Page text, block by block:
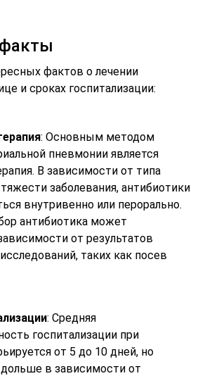
фактов о лечении
и сроках госпитализации:
: Основным методом
пневмонии является
В зависимости от типа
заболевания, антибиотики
внутривенно или перорально.
антибиотика может
от результатов
таких как посев
: Средняя
госпитализации при
от 5 до 10 дней, но
в зависимости от